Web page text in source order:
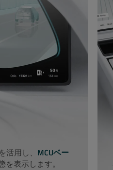
用し、 MCUベー
表示します。